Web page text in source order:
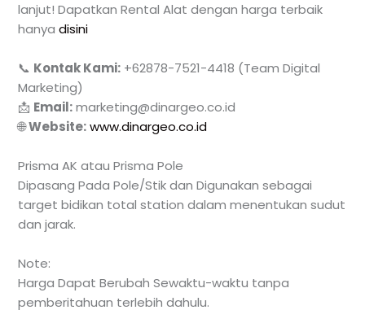
lanjut! Dapatkan Rental Alat dengan harga terbaik
hanyadisini
📞 Kontak Kami: +62878-7521-4418 (Team Digital
Marketing)
📩 Email:marketing@dinargeo.co.id
🌐Website: www.dinargeo.co.id
Prisma AK atau Prisma Pole
Dipasang Pada Pole/Stik dan Digunakan sebagai
target bidikan total station dalam menentukan sudut
dan jarak.
Note:
Harga Dapat Berubah Sewaktu-waktu tanpa
pemberitahuan terlebih dahulu.